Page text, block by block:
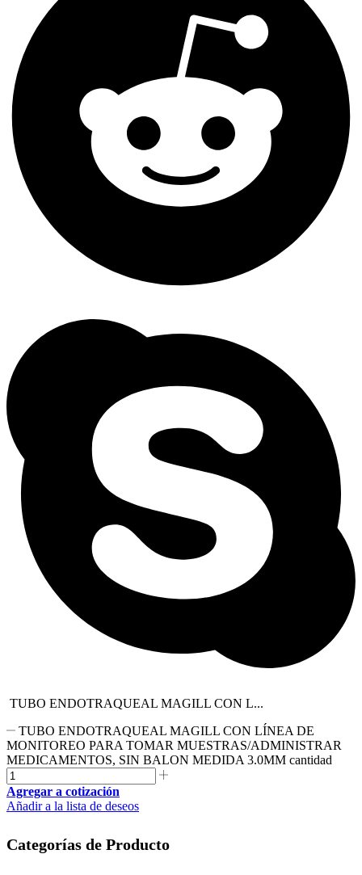
TUBO ENDOTRAQUEAL MAGILL CON L...
TUBO ENDOTRAQUEAL MAGILL CON LÍNEA DE
MONITOREO PARA TOMAR MUESTRAS/ADMINISTRAR
MEDICAMENTOS, SIN BALON MEDIDA 3.0MM cantidad
Agregar a cotización
Añadir a la lista de deseos
Categorías de Producto